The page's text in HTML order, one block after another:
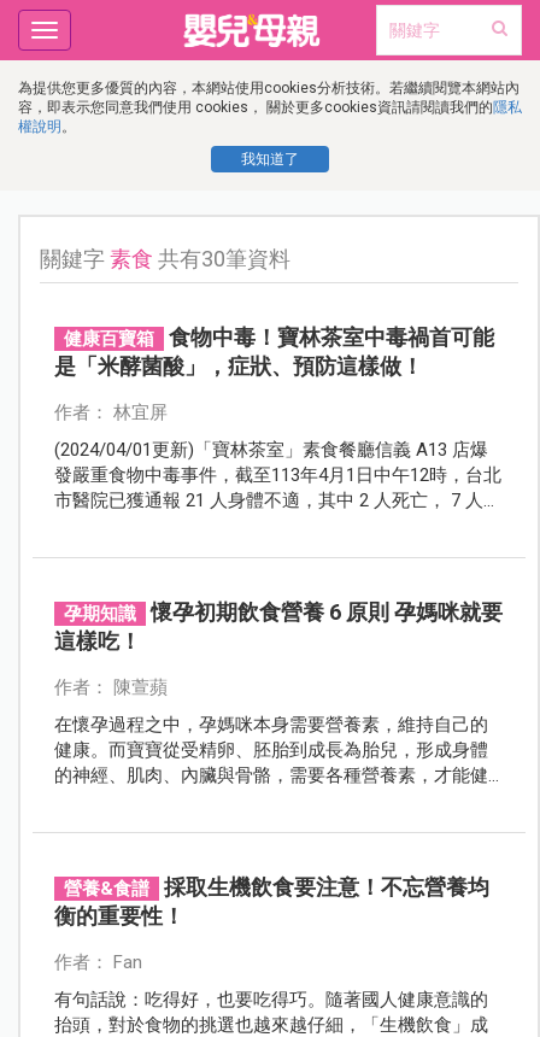
為提供您更多優質的內容，本網站使用cookies分析技術。若繼續閱覽本網站內
容，即表示您同意我們使用 cookies， 關於更多cookies資訊請閱讀我們的隱私
權說明 。
我知道了
Toggle
navigation
關鍵字素食 共有30筆資料
健康百寶箱
食物中毒！寶林茶室中毒禍首可能
是「米酵菌酸」，症狀、預防這樣做！
作者： 林宜屏
(2024/04/01更新)「寶林茶室」素食餐廳信義 A13 店爆
發嚴重食物中毒事件，截至113年4月1日中午12時，台北
市醫院已獲通報 21 人身體不適，其中 2 人死亡， 7 人仍
孕期知識
懷孕初期飲食營養 6 原則 孕媽咪就要
這樣吃！
作者： 陳萱蘋
在懷孕過程之中，孕媽咪本身需要營養素，維持自己的
健康。而寶寶從受精卵、胚胎到成長為胎兒，形成身體
的神經、肌肉、內臟與骨骼，需要各種營養素，才能健
營養&食譜
採取生機飲食要注意！不忘營養均
衡的重要性！
作者： Fan
有句話說：吃得好，也要吃得巧。隨著國人健康意識的
抬頭，對於食物的挑選也越來越仔細，「生機飲食」成